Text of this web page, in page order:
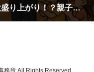
マジックと知財で大盛り上がり！？親子で楽しめる京都の「弁理士の日」イベント
務所 All Rights Reserved.